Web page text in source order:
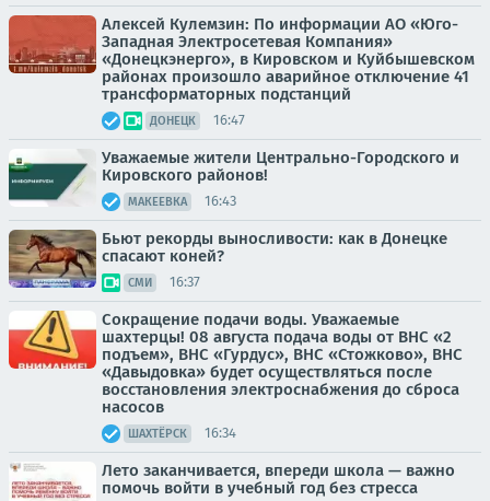
Алексей Кулемзин: По информации АО «Юго-
Западная Электросетевая Компания»
«Донецкэнерго», в Кировском и Куйбышевском
районах произошло аварийное отключение 41
трансформаторных подстанций
ДОНЕЦК 16:47
Уважаемые жители Центрально-Городского и
Кировского районов!
МАКЕЕВКА 16:43
Бьют рекорды выносливости: как в Донецке
спасают коней?
СМИ 16:37
Сокращение подачи воды. Уважаемые
шахтерцы! 08 августа подача воды от ВНС «2
подъем», ВНС «Гурдус», ВНС «Стожково», ВНС
«Давыдовка» будет осуществляться после
восстановления электроснабжения до сброса
насосов
ШАХТЁРСК 16:34
Лето заканчивается, впереди школа — важно
помочь войти в учебный год без стресса